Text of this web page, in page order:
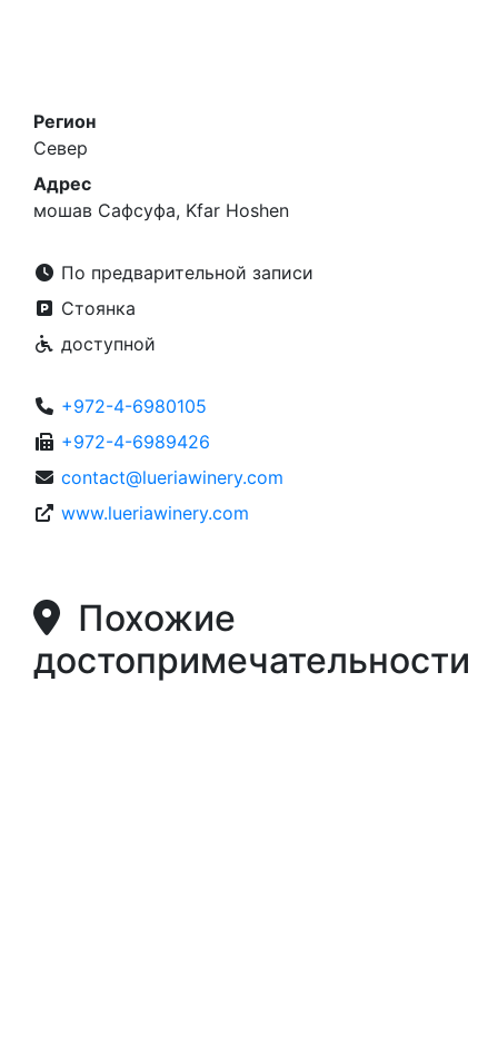
Регион
Север
Адрес
мошав Сафсуфа, Kfar Hoshen
По предварительной записи
Стоянка
доступной
+972-4-6980105
+972-4-6989426
contact@lueriawinery.com
www.lueriawinery.com
Похожие
достопримечательности